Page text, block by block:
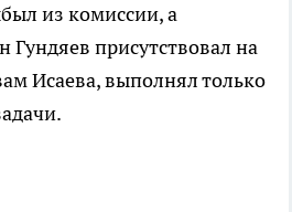
из комиссии, а
Гундяев присутствовал на
Исаева, выполнял только